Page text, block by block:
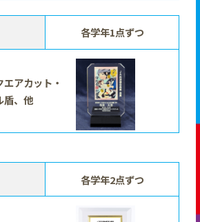
各学年1点ずつ
アカット・
盾、他
各学年2点ずつ